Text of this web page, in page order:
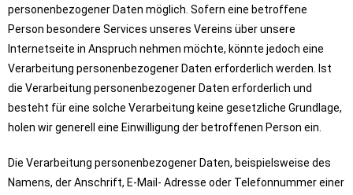
personenbezogener Daten möglich. Sofern eine betroffene
Person besondere Services unseres Vereins über unsere
Internetseite in Anspruch nehmen möchte, könnte jedoch eine
Verarbeitung personenbezogener Daten erforderlich werden. Ist
die Verarbeitung personenbezogener Daten erforderlich und
besteht für eine solche Verarbeitung keine gesetzliche Grundlage,
holen wir generell eine Einwilligung der betroffenen Person ein.
Die Verarbeitung personenbezogener Daten, beispielsweise des
Namens, der Anschrift, E-Mail- Adresse oder Telefonnummer einer